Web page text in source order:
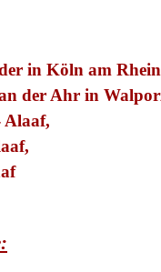
in Köln am
der Ahr in
Alaaf,